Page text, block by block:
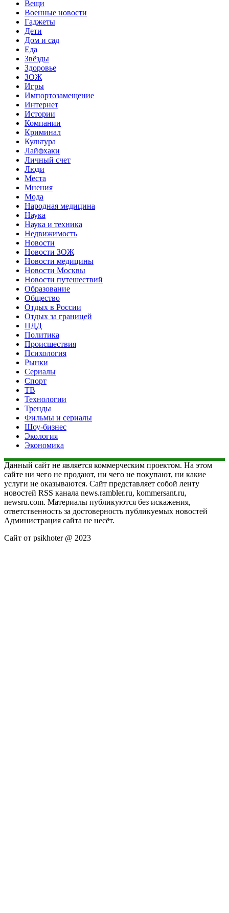
Вещи
Военные новости
Гаджеты
Дети
Дом и сад
Еда
Звёзды
Здоровье
ЗОЖ
Игры
Импортозамещение
Интернет
Истории
Компании
Криминал
Культура
Лайфхаки
Личный счет
Люди
Места
Мнения
Мода
Народная медицина
Наука
Наука и техника
Недвижимость
Новости
Новости ЗОЖ
Новости медицины
Новости Москвы
Новости путешествий
Образование
Общество
Отдых в России
Отдых за границей
ПДД
Политика
Происшествия
Психология
Рынки
Сериалы
Спорт
ТВ
Технологии
Тренды
Фильмы и сериалы
Шоу-бизнес
Экология
Экономика
Данный сайт не является коммерческим проектом. На этом
сайте ни чего не продают, ни чего не покупают, ни какие
услуги не оказываются. Сайт представляет собой ленту
новостей RSS канала news.rambler.ru, kommersant.ru,
newsru.com. Материалы публикуются без искажения,
ответственность за достоверность публикуемых новостей
Администрация сайта не несёт.
Сайт от psikhoter @ 2023